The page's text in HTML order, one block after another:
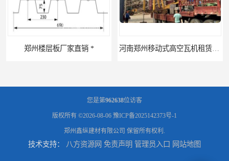
您是第962638位访客
版权所有 ©2026-08-06 豫ICP备2025142373号-1
郑州鑫纵建材有限公司 保留所有权利.
技术支持： 八方资源网 免责声明 管理员入口 网站地图